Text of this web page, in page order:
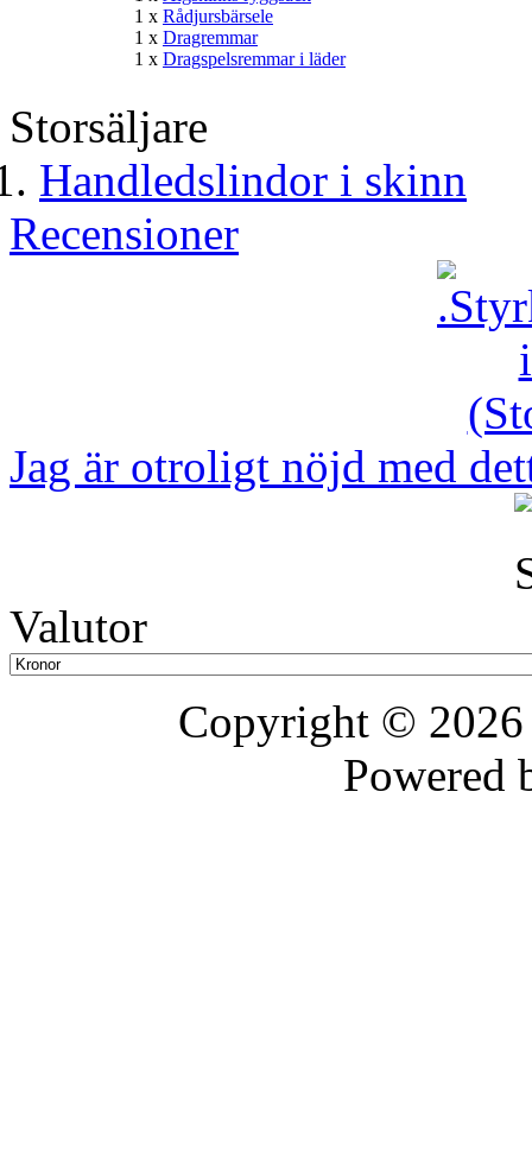
1 x Rådjursbärsele
1 x Dragremmar
1 x Dragspelsremmar i läder
Storsäljare
Handledslindor i skinn
Recensioner
Jag är otroligt nöjd med
Valutor
Copyright ©
Powered